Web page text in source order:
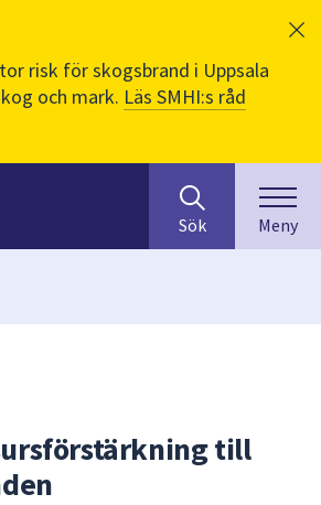
risk för skogsbrand i Uppsala
och mark. Läs SMHI:s råd
efter
innehåll
på
sökfältet
kommer
Sök Meny
till